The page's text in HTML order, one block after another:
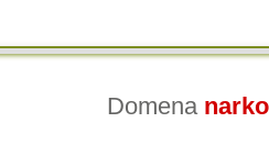
Domena